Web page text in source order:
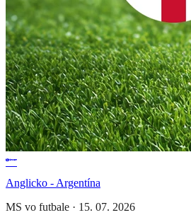
Anglicko - Argentína
MS vo futbale · 15. 07. 2026